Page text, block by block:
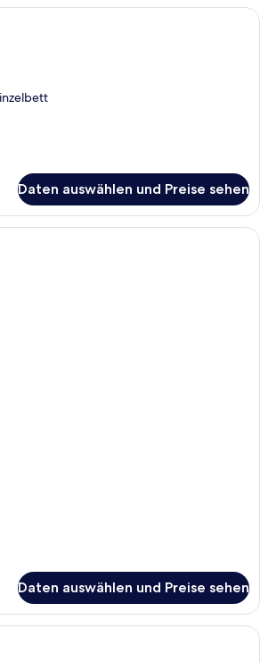
Dreibettzimmer |
Daten auswählen und Preise sehen
Daten auswählen und Preise sehen
Allergikerbettwaren, Schreibtisch,